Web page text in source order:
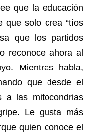
que la educación
que solo crea “tíos
que los partidos
reconoce ahora al
Mientras habla,
que desde el
a las mitocondrias
Le gusta más
quien conoce el